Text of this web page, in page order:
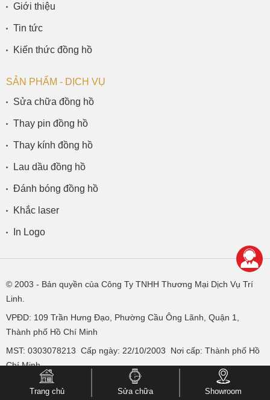
Trang chủ Sửa chữa Showroom
Giới thiệu
Tin tức
Kiến thức đồng hồ
SẢN PHẨM - DỊCH VỤ
Sửa chữa đồng hồ
Thay pin đồng hồ
Thay kính đồng hồ
Lau dầu đồng hồ
Đánh bóng đồng hồ
Khắc laser
In Logo
© 2003 - Bản quyền của Công Ty TNHH Thương Mại Dịch Vụ Trí
Linh.
VPĐD: 109 Trần Hưng Đạo, Phường Cầu Ông Lãnh, Quận 1,
Thành phố Hồ Chí Minh
MST: 0303078213 Cấp ngày: 22/10/2003 Nơi cấp: Thành phố Hồ
Chí Minh
Email: donghotantan.1985@gmail.com